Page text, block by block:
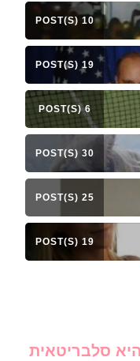
10 POST(S)
19 POST(S)
6 POST(S)
30 POST(S)
25 POST(S)
19 POST(S)
סלבריטאית